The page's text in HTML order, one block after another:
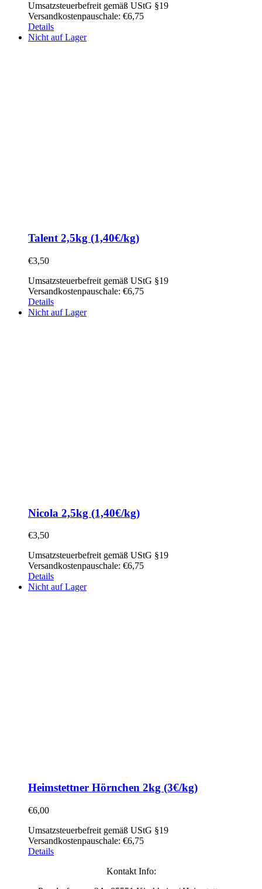
Umsatzsteuerbefreit gemäß UStG §19
Versandkostenpauschale: €6,75
Details
Nicht auf Lager
Talent 2,5kg (1,40€/kg)
€3,50
Umsatzsteuerbefreit gemäß UStG §19
Versandkostenpauschale: €6,75
Details
Nicht auf Lager
Nicola 2,5kg (1,40€/kg)
€3,50
Umsatzsteuerbefreit gemäß UStG §19
Versandkostenpauschale: €6,75
Details
Nicht auf Lager
Heimstettner Hörnchen 2kg (3€/kg)
€6,00
Umsatzsteuerbefreit gemäß UStG §19
Versandkostenpauschale: €6,75
Details
Kontakt Info: